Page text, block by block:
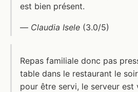
est bien présent.
— Claudia Isele (3.0/5)
Repas familiale donc pas
table dans le restaurant le
pour être servi, le serveur est